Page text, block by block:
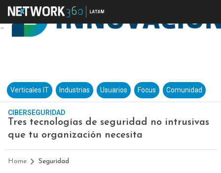
Verticales IT Industrias Usuarios Focus Comunidad
CIBERSEGURIDAD
Tres tecnologías de seguridad no intrusivas
que tu organización necesita
Home Seguridad